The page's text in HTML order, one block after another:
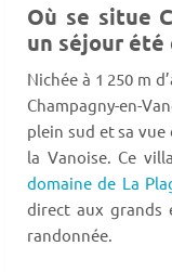
Où se situe
un séjour été
Nichée à 1 250 m
Champagny-en-
plein sud et sa
la Vanoise. Ce
domaine de La
direct aux grands
randonnée.